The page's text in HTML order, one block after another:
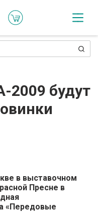
2009 будут
в выставочном
Пресне в
«Передовые